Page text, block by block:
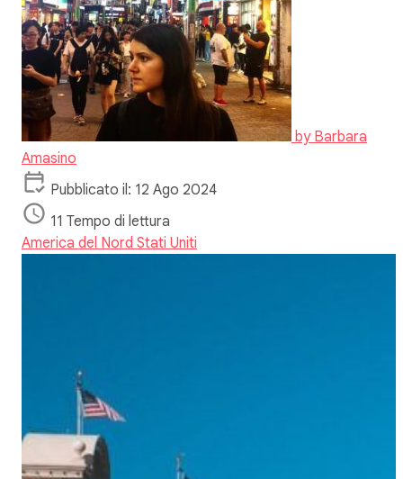
by Barbara
Amasino
Pubblicato il: 12 Ago 2024
11 Tempo di lettura
America del Nord Stati Uniti